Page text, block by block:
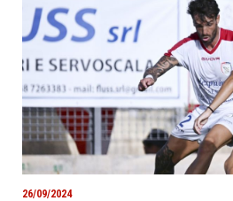
26/09/2024